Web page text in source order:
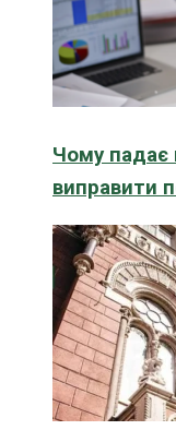
Чому падає
виправити